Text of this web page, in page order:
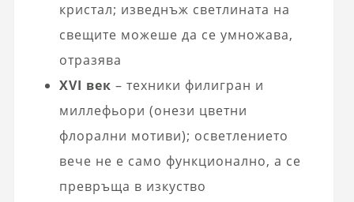
кристал; изведнъж светлината на
свещите можеше да се умножава,
отразява
XVI век – техники филигран и
миллефьори (онези цветни
флорални мотиви); осветлението
вече не е само функционално, а се
превръща в изкуство